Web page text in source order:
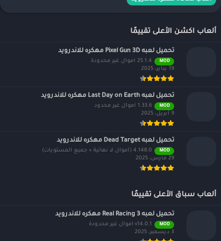
ألعاب اكشن الأعلى تقييمًا
تحميل لعبه Pixel Gun 3D مهكره للاندرويد
MOD
25.1.4 اموال غير محدودة
19 يناير، 2025
تحميل لعبه Last Day on Earth مهكره للاندرويد
MOD
1.33.6 اموال غير محدود
9 أبريل، 2025
تحميل لعبه Dead Target مهكره للاندرويد
MOD
4.148.0 (أموال لا نهائية + جميع المستويات)
29 مارس، 2025
ألعاب سباق الأعلى تقييمًا
تحميل لعبه Real Racing 3 مهكره للاندرويد
MOD
v14.0.1 اموال غير محدودة
3 ديسمبر، 2025